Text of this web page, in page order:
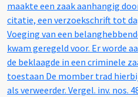
maakte een zaak aanhangig
citatie, een verzoekschrift tot
Voeging van een
kwam geregeld voor. Er worde
de beklaagde in een criminele
toestaan De momber trad
als verweerder. Vergel. inv. nos.